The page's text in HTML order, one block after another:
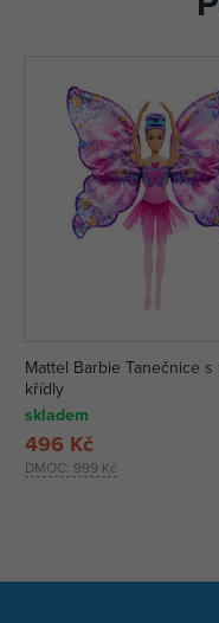
Mattel Barbie Tanečnice s
křídly
skladem
DMOC: 999 Kč
496 Kč